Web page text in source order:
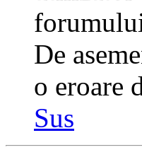
De
o eroare
Sus